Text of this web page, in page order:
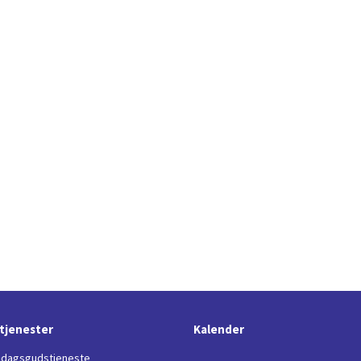
Kalender